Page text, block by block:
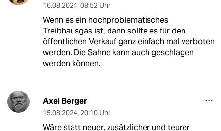
16.08.2024, 08:52 Uhr
Wenn es ein hochproblematisches
Treibhausgas ist, dann sollte es für den
öffentlichen Verkauf ganz einfach mal verboten
werden. Die Sahne kann auch geschlagen
werden können.
Axel Berger
15.08.2024, 20:10 Uhr
Wäre statt neuer, zusätzlicher und teurer